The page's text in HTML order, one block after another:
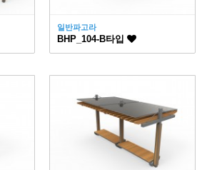
일반파고라
BHP_104-B타입